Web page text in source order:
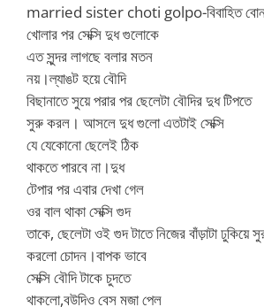
married sister choti golpo-বিবাহিত
খোলার পর সেক্সি দুধ গুলোকে
এত সুন্দর লাগছে বলার মতন
নয়।ল্যাঙট হয়ে বৌদি
বিছানাতে সুয়ে পরার পর ছেলেটা বৌদির দুধ টিপতে
সুরু করল। আসলে দুধ গুলো এতটাই সেক্সি
যে যেকোনো ছেলেই ঠিক
থাকতে পারবে না।দুধ
টেপার পর এবার দেখা গেল
ওর বাল থাকা সেক্সি গুদ
তাকে, ছেলেটা ওই গুদ টাতে নিজের বাঁড়াটা ঢুকিয়ে
করলো চোদন।বাপক ভাবে
সেক্সি বৌদি টাকে চুদতে
থাকলো,বউদিও বেস মজা পেল